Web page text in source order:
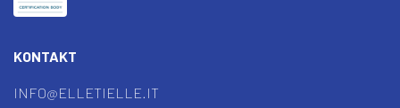
KONTAKT
INFO@ELLETIELLE.IT